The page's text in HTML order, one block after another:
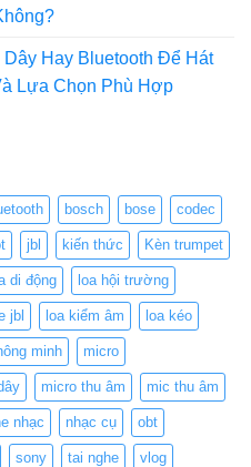
Hay Bluetooth Để Hát
Lựa Chọn Phù Hợp
bosch bose codec
jbl kiến thức Kèn trumpet
di động loa hội trường
jbl loa kiểm âm loa kéo
minh micro
micro thu âm mic thu âm
nhạc nhạc cụ obt
sony tai nghe vlog